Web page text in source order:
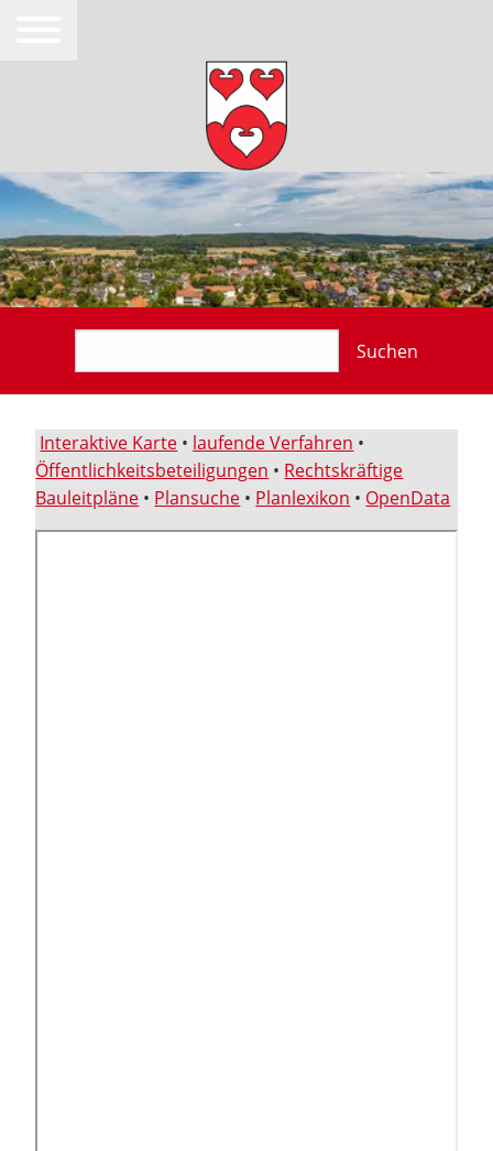
Suchen
Interaktive Karte • laufende Verfahren •
Öffentlichkeitsbeteiligungen • Rechtskräftige
Bauleitpläne • Plansuche • Planlexikon • OpenData